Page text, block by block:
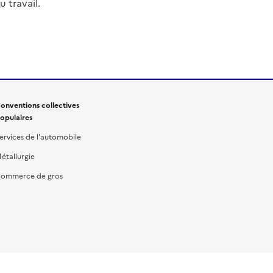
collectives
de l'automobile
de gros